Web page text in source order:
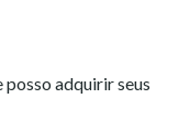
posso adquirir seus